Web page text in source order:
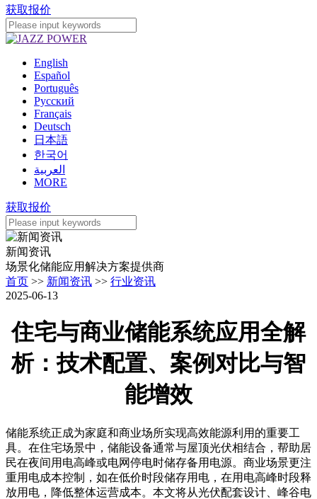
获取报价
English
Español
Português
Pусский
Français
Deutsch
日本語
한국어
العربية
MORE
获取报价
新闻资讯
场景化储能应用解决方案提供商
首页 >> 新闻资讯 >> 行业资讯
2025-06-13
住宅与商业储能系统应用全解
析：技术配置、案例对比与智
能增效
储能系统正成为家庭和商业场所实现高效能源利用的重要工
具。在住宅场景中，储能设备通常与屋顶光伏相结合，帮助居
民在夜间用电高峰或电网停电时储存备用电源。商业场景更注
重用电成本控制，如在低价时段储存用电，在用电高峰时段释
放用电，降低整体运营成本。本文将从光伏配套设计、峰谷电